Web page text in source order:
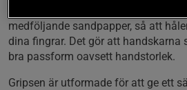
medföljande sandpapper, så att
dina fingrar. Det gör att handskarna
bra passform oavsett handstorlek.
Gripsen är utformade för att ge ett